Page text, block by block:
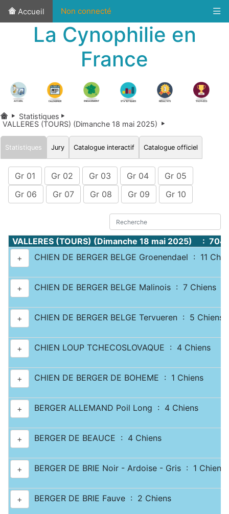
Accueil Non connecté
La Cynophilie en
France
Statistiques
VALLERES (TOURS) (Dimanche 18 mai 2025)
Statistiques Jury Catalogue interactif Catalogue officiel
Gr 01 Gr 02 Gr 03 Gr 04
Gr 05
Gr 06
Gr 07 Gr 08 Gr 09 Gr 10
VALLERES (TOURS) (Dimanche 18 mai 2025) : 704
+
CHIEN DE BERGER BELGE Groenendael : 11
+ CHIEN DE BERGER BELGE Malinois : 7 Chiens
+ CHIEN DE BERGER BELGE Tervueren : 5 Chiens
+ CHIEN LOUP TCHECOSLOVAQUE : 4 Chiens
+ CHIEN DE BERGER DE BOHEME : 1 Chiens
+ BERGER ALLEMAND Poil Long : 4 Chiens
+ BERGER DE BEAUCE : 4 Chiens
+ BERGER DE BRIE Noir - Ardoise - Gris : 1 Chiens
+ BERGER DE BRIE Fauve : 2 Chiens